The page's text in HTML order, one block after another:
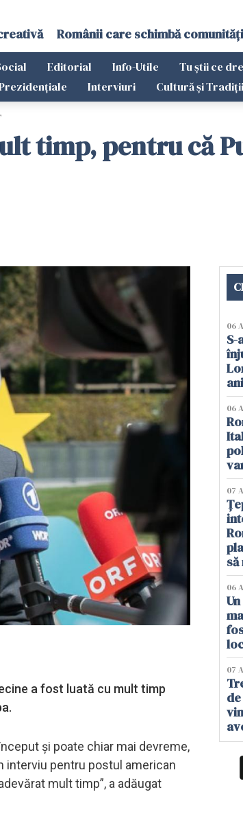
Românii care schimbă comunități
Editorial Info-Utile Tu știi ce
Interviuri Cultură și Tradiții
timp, pentru că
a fost luată cu mult timp
şi poate chiar mai devreme,
interviu pentru postul american
mult timp”, a adăugat
06
S-
06
07
06
07